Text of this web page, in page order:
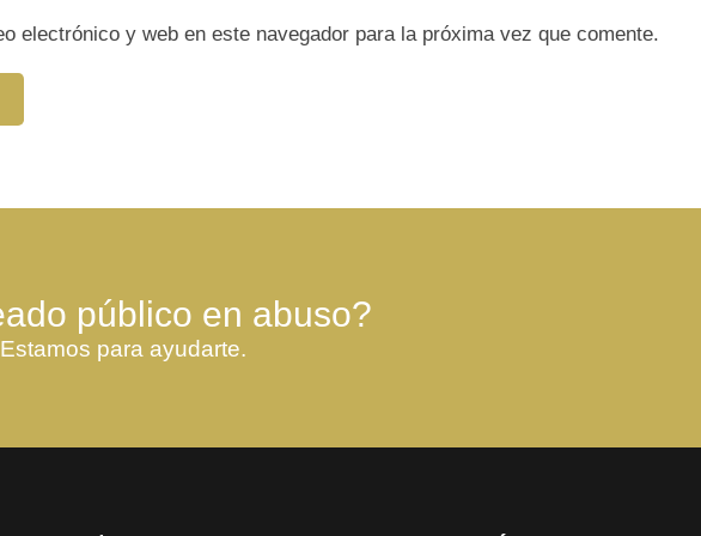
electrónico y web en este navegador para la próxima vez que comente.
público en abuso?
para ayudarte.